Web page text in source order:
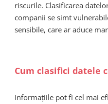
riscurile. Clasificarea
companii se simt
sensibile, care ar aduce
Cum clasifici datele
Informațiile pot fi cel mai